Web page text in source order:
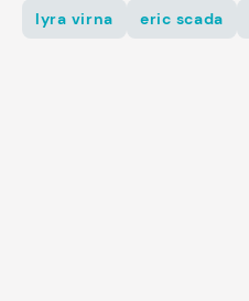
lyra virna eric scada